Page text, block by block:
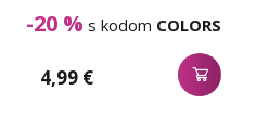
-20 % s kodom COLORS
4,99 €